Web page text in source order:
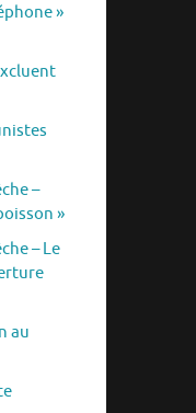
»
–
»
– Le
au